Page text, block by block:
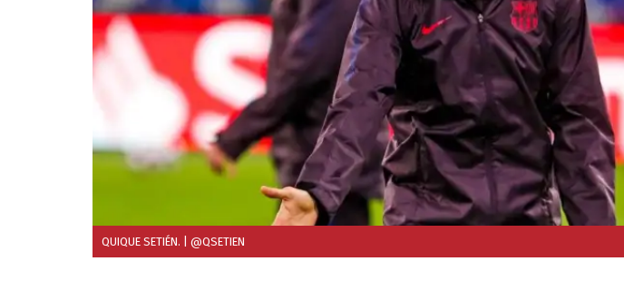
QUIQUE SETIÉN. | @QSETIEN